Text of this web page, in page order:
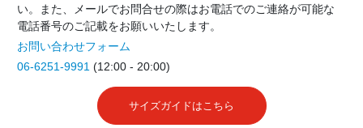
い。また、メールでお問合せの際はお電話でのご連絡が可能な
電話番号のご記載をお願いいたします。
お問い合わせフォーム
06-6251-9991 (12:00 - 20:00)
サイズガイドはこちら